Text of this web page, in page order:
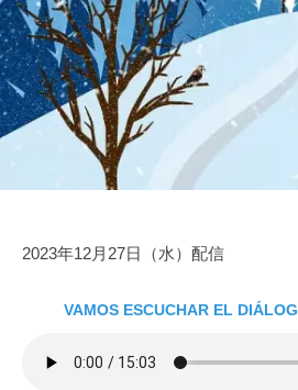
に
な
ろ
う
を
得
よ
う
2
e
2023年12月27日（水）配信
VAMOS ESCUCHAR EL